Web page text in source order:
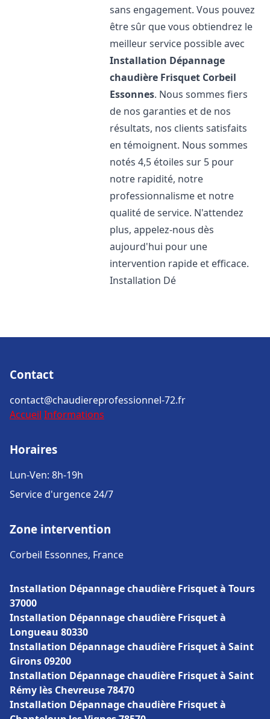
sans engagement. Vous pouvez
être sûr que vous obtiendrez le
meilleur service possible avec
Installation Dépannage
chaudière Frisquet Corbeil
Essonnes. Nous sommes fiers
de nos garanties et de nos
résultats, nos clients satisfaits
en témoignent. Nous sommes
notés 4,5 étoiles sur 5 pour
notre rapidité, notre
professionnalisme et notre
qualité de service. N'attendez
plus, appelez-nous dès
aujourd'hui pour une
intervention rapide et efficace.
Installation Dé
Contact
contact@chaudiereprofessionnel-72.fr
Accueil Informations
Horaires
Lun-Ven: 8h-19h
Service d'urgence 24/7
Zone intervention
Corbeil Essonnes, France
Installation Dépannage chaudière Frisquet à Tours
37000
Installation Dépannage chaudière Frisquet à
Longueau 80330
Installation Dépannage chaudière Frisquet à Saint
Girons 09200
Installation Dépannage chaudière Frisquet à Saint
Rémy lès Chevreuse 78470
Installation Dépannage chaudière Frisquet à